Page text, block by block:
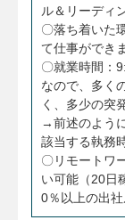
ル＆リーディ
〇落ち着いた
て仕事ができ
〇就業時間：
なので、多く
く、多少の突
→前述のよう
該当する執務
〇リモートワ
い可能（20日
0％以上の出